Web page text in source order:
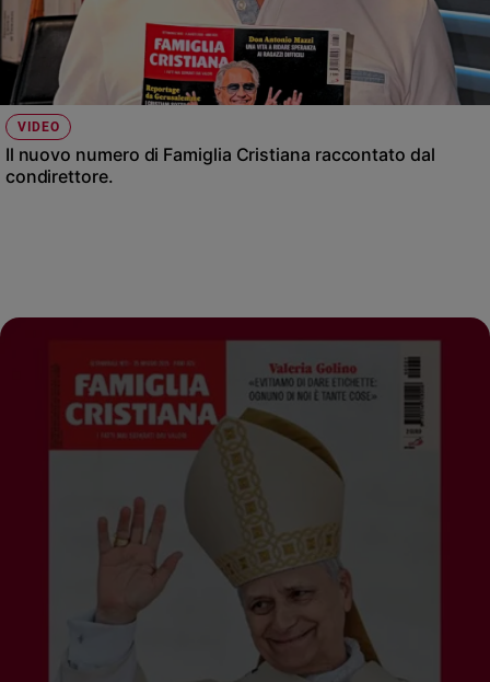
VIDEO
Il nuovo numero di Famiglia Cristiana raccontato dal
condirettore.